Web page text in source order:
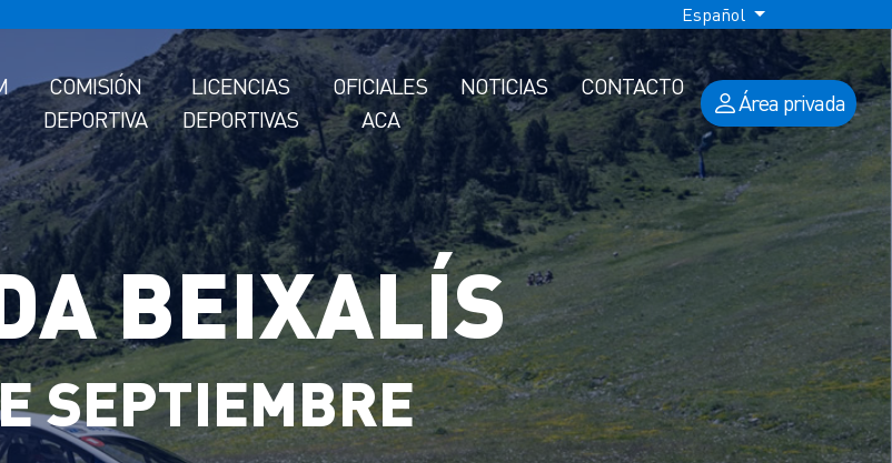
Español
COMISIÓN
DEPORTIVA
LICENCIAS
DEPORTIVAS
OFICIALES
ACA
NOTICIAS CONTACTO
Área privada
BEIXALÍS
SEPTIEMBRE